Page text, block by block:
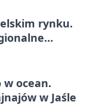
rynku.
ocean.
w Jaśle